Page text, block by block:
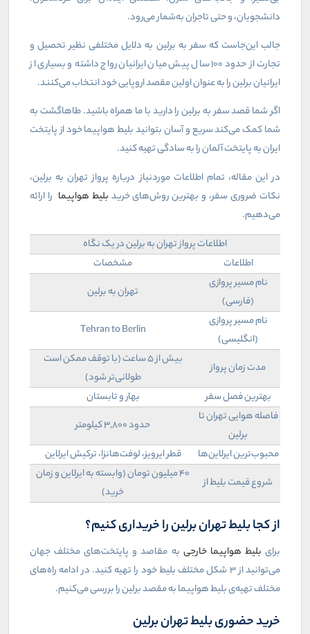
دانشجویان، و حتی تاجران به‌شمار می‌رود.
جالب این‌جاست که سفر به برلین به دلایل مختلفی نظیر تحصیل و
تجارت از حدود ۱۰۰ سال پیش میان ایرانیان رواج داشته و بسیاری از
ایرانیان برلین را به عنوان اولین مقصد اروپایی خود انتخاب می‌کنند.
اگر شما قصد سفر به برلین را دارید با ما همراه باشید. طاهاگشت به
شما کمک می‌کند سریع‌ و آسان بتوانید بلیط هواپیما خود از پایتخت
ایران به پایتخت آلمان را به سادگی تهیه کنید.
در این مقاله، تمام اطلاعات موردنیاز درباره پرواز تهران به برلین،
نکات ضروری سفر، و بهترین روش‌های خرید بلیط هواپیما را ارائه
می‌دهیم.
اطلاعات پرواز تهران به برلین در یک نگاه
اطلاعات
مشخصات
نام مسیر پروازی
(فارسی)
تهران به برلین
نام مسیر پروازی
(انگلیسی)
Tehran to Berlin
مدت زمان پرواز
بیش از ۵ ساعت (با توقف ممکن است
طولانی‌تر شود)
بهترین فصل سفر
بهار و تابستان
فاصله هوایی تهران تا
برلین
حدود ۳,۸۰۰ کیلومتر
محبوب‌ترین ایرلاین‌ها
قطر ایرویز، لوفت‌هانزا، ترکیش ایرلاین
شروع قیمت بلیط از
۴۰ میلیون تومان (وابسته به ایرلاین و زمان
خرید)
از کجا بلیط تهران برلین را خریداری کنیم‌؟‌
برای بلیط هواپیما خارجی به مقاصد و پایتخت‌های مختلف جهان
می‌توانید از ۳ شکل مختلف بلیط خود را تهیه کنید. در ادامه راه‌های
مختلف تهیه‌ی بلیط هواپیما به مقصد برلین را بررسی می‌کنیم.
خرید حضوری بلیط تهران برلین